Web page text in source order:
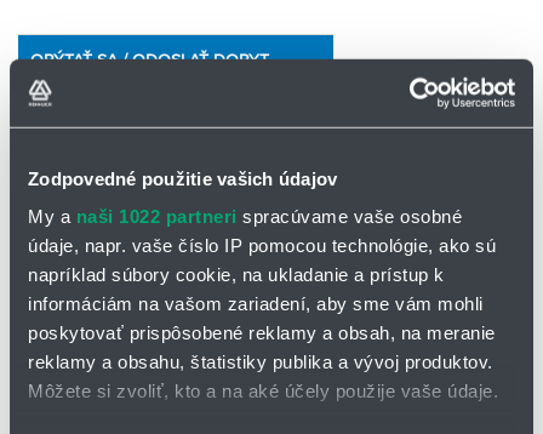
Zodpovedné použitie vašich údajov
My a naši 1022 partneri spracúvame vaše osobné
údaje, napr. vaše číslo IP pomocou technológie, ako sú
napríklad súbory cookie, na ukladanie a prístup k
informáciám na vašom zariadení, aby sme vám mohli
poskytovať prispôsobené reklamy a obsah, na meranie
reklamy a obsahu, štatistiky publika a vývoj produktov.
Môžete si zvoliť, kto a na aké účely použije vaše údaje.
OPÝTAŤ SA / ODOSLAŤ DOPYT
Čistiaca statická dýza 5P5 PopUp Clean
Výsuvná čistiaca dýza pre agitátory a tienisté
miesta v nádržiach
Séria PopUp Clean od Lechler je navrhnutá špeciálnepre čistenie
agitátorov, miešadiel a ťažko dostupných oblastí
vo vnútri nádrží,
kde tradičné čistiace dýzy nedosiahnu. Vysúvacia konštrukcia
zabezpečuje, že dýza je počas procesu zarovno so stenou nádrže
a po aktivácii sa vysunie, čím eliminuje mŕtve zóny a dosahuje
mimoriadne vysokú účinnosť čistenia.